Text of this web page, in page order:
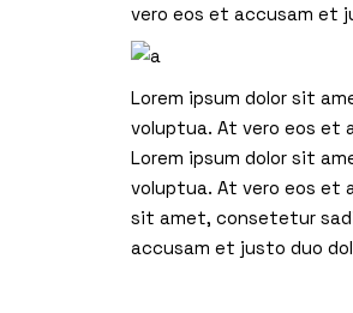
vero eos et accusam et
Lorem ipsum dolor sit
voluptua. At vero eos et
Lorem ipsum dolor sit
voluptua. At vero eos et
sit amet, consetetur
accusam et justo duo